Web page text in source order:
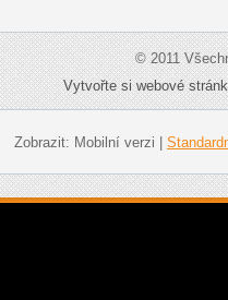
© 2011
Vytvořte si webové
Zobrazit: Mobilní verzi